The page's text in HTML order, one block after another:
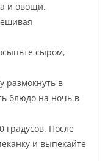
и овощи.
сыром,
размокнуть в
блюдо на ночь в
градусов. После
и выпекайте